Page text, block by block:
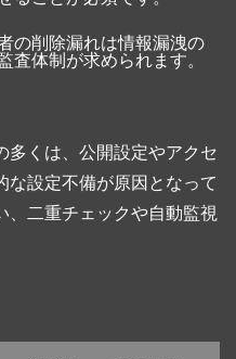
の削除漏れは情報漏洩の
査体制が求められます。
多くは、公開設定やアクセ
な設定不備が原因となって
、二重チェックや自動監視